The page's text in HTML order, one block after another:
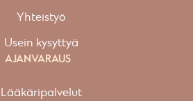
Yhteistyö
Usein kysyttyä
AJANVARAUS
Lääkäripalvelut